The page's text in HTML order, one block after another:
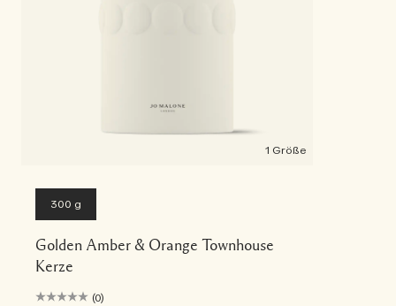
1 Größe
300 g
Golden Amber & Orange Townhouse
Kerze
(0)